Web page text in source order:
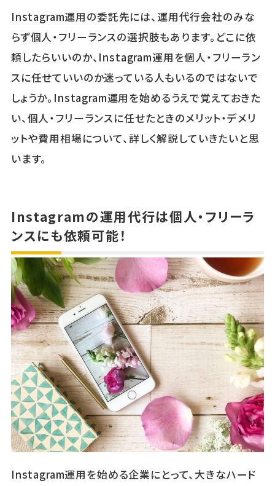
Instagram運用の委託先には、運用代行会社のみな
らず個人・フリーランスの選択肢もあります。どこに依
頼したらいいのか、Instagram運用を個人・フリーラン
スに任せていいのか迷っている人もいるのではないで
しょうか。Instagram運用を始めるうえで覚えておきた
い、個人・フリーランスに任せたときのメリット・デメリ
ットや費用相場について、詳しく解説していきたいと思
います。
Instagramの運用代行は個人・フリーラ
ンスにも依頼可能！
Instagram運用を始める企業にとって、大きなハード